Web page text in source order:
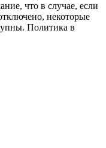
что в случае, если
некоторые
Политика в